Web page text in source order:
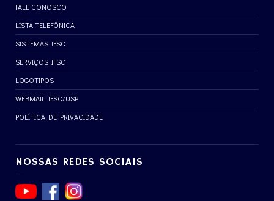
FALE CONOSCO
LISTA TELEFÔNICA
SISTEMAS IFSC
SERVIÇOS IFSC
LOGOTIPOS
WEBMAIL IFSC/USP
POLÍTICA DE PRIVACIDADE
NOSSAS REDES SOCIAIS